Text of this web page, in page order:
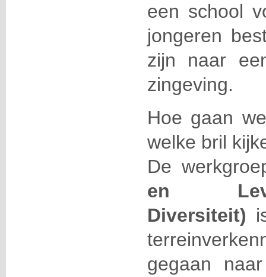
een school
jongeren
zijn naar
zingeving.
Hoe gaan
welke bril
De
en
Diversiteit)
gegaan